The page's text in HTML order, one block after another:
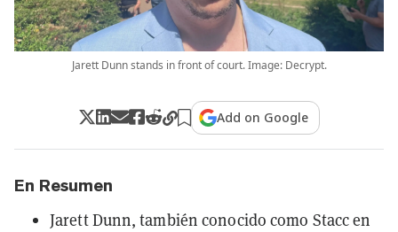
Jarett Dunn stands in front of court. Image: Decrypt.
Add on Google
En Resumen
Jarett Dunn, también conocido como Stacc en